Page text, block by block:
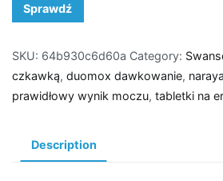
Sprawdź
SKU: 64b930c6d60a Category:
czkawką, duomox dawkowanie,
prawidłowy wynik moczu, tabletki na
Description